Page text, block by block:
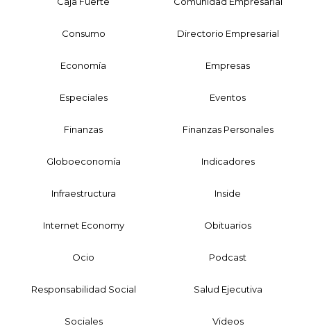
Consumo Directorio Empresarial
Economía Empresas
Especiales Eventos
Finanzas Finanzas Personales
Globoeconomía Indicadores
Infraestructura Inside
Internet Economy Obituarios
Ocio Podcast
Responsabilidad Social Salud Ejecutiva
Sociales Videos